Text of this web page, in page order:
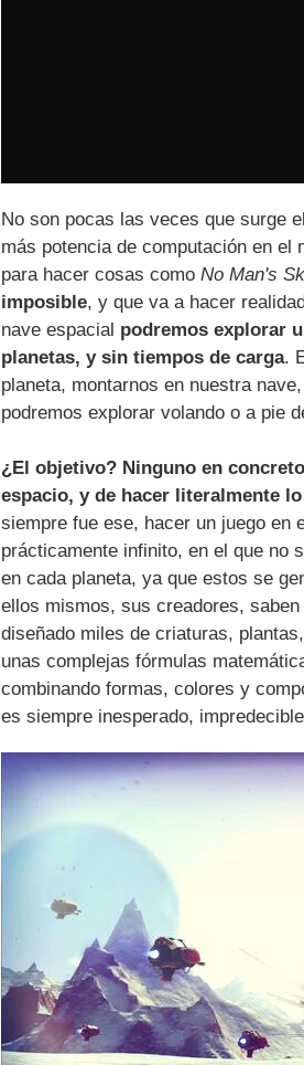
No son pocas las veces que surge
más potencia de computación en el
para hacer cosas como No Man's
imposible, y que va a hacer
nave espacial podremos explorar
planetas, y sin tiempos de carga.
planeta, montarnos en nuestra
podremos explorar volando o a pie
¿El objetivo? Ninguno en
espacio, y de hacer literalmente
siempre fue ese, hacer un juego en
prácticamente infinito, en el que no
en cada planeta, ya que estos se
ellos mismos, sus creadores,
diseñado miles de criaturas,
unas complejas fórmulas
combinando formas, colores y
es siempre inesperado,